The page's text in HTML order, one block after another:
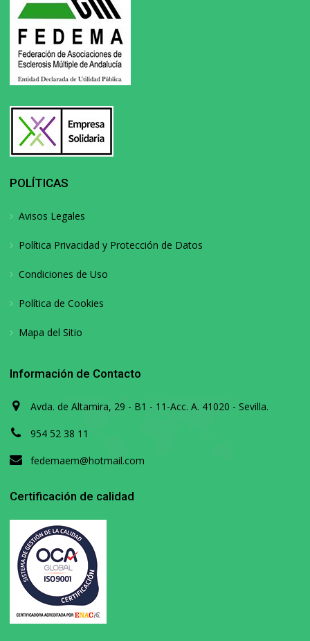
POLÍTICAS
Avisos Legales
Política Privacidad y Protección de Datos
Condiciones de Uso
Política de Cookies
Mapa del Sitio
Información de Contacto
Avda. de Altamira, 29 - B1 - 11-Acc. A. 41020 - Sevilla.
954 52 38 11
fedemaem@hotmail.com
Certificación de calidad